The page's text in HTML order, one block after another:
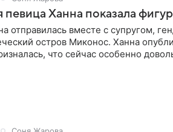
певица Ханна показала
отправилась вместе с супругом,
остров Миконос. Ханна
что сейчас особенно